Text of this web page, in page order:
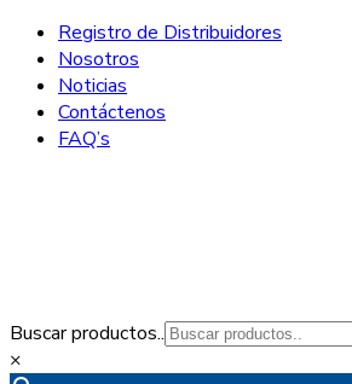
Registro de Distribuidores
Nosotros
Noticias
Contáctenos
FAQ’s
Buscar productos..
×